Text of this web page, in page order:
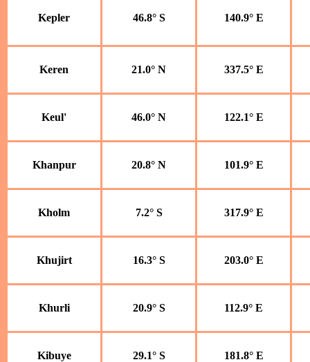
Kepler 46.8° S 140.9° E
Keren 21.0° N 337.5° E
Keul' 46.0° N 122.1° E
Khanpur 20.8° N 101.9° E
Kholm 7.2° S 317.9° E
Khujirt 16.3° S 203.0° E
Khurli 20.9° S 112.9° E
Kibuye 29.1° S 181.8° E